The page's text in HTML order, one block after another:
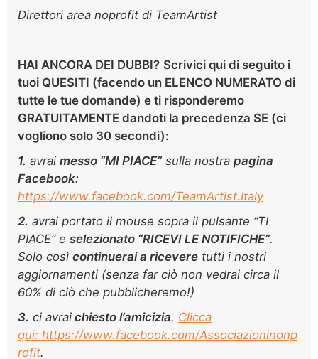
Direttori area noprofit di TeamArtist
HAI ANCORA DEI DUBBI? Scrivici qui di seguito i
tuoi QUESITI (facendo un ELENCO NUMERATO di
tutte le tue domande) e ti risponderemo
GRATUITAMENTE dandoti la precedenza SE (ci
vogliono solo 30 secondi):
1. avrai messo “MI PIACE” sulla nostra pagina
Facebook:
https://www.facebook.com/TeamArtist.Italy
2. avrai portato il mouse sopra il pulsante “TI
PIACE” e selezionato “RICEVI LE NOTIFICHE”.
Solo così continuerai a ricevere tutti i nostri
aggiornamenti (senza far ciò non vedrai circa il
60% di ciò che pubblicheremo!)
3. ci avrai chiesto l’amicizia. Clicca
qui: https://www.facebook.com/Associazioninonp
rofit.